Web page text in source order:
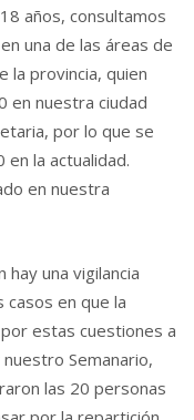
años, consultamos
una de las áreas de
la provincia, quien
en nuestra ciudad
por lo que se
la actualidad.
en nuestra
una vigilancia
casos en que la
estas cuestiones a
Semanario,
las 20 personas